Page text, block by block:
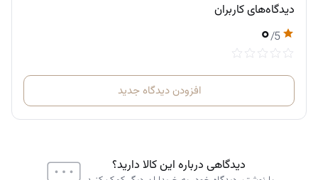
دیدگاه‌های کاربران
۰/5
افزودن دیدگاه جدید
دیدگاهی درباره این کالا دارید؟